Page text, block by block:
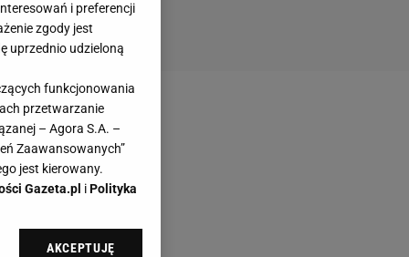
i preferencji
zgody jest
uprzednio udzieloną
funkcjonowania
przetwarzanie
– Agora S.A. –
Zaawansowanych”
jest kierowany.
Gazeta.pl iPolityka
sp. z o.o., jej
AKCEPTUJĘ